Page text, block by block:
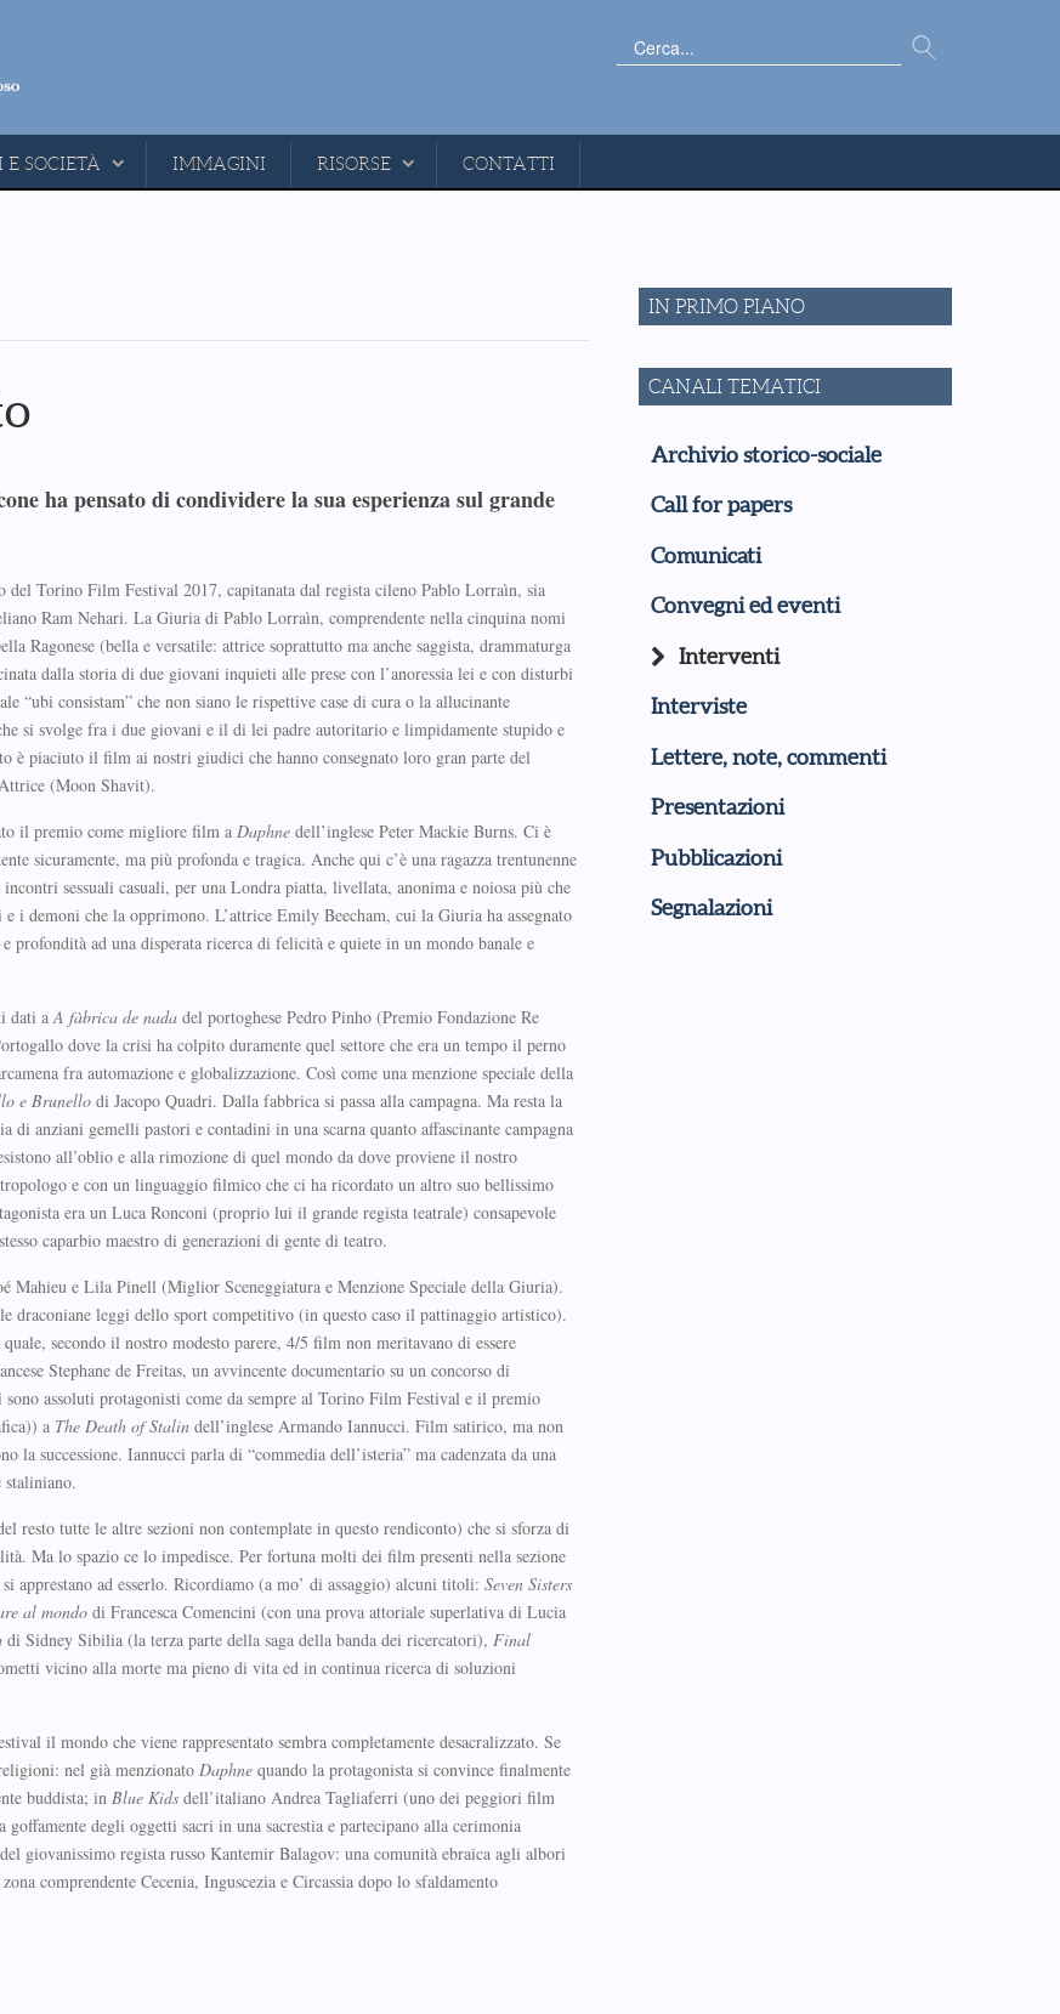
Cerca...
SOCIETÀ IMMAGINI RISORSE CONTATTI
ha pensato di condividere la sua esperienza sul grande
del Torino Film Festival 2017, capitanata dal regista cileno Pablo Lorraìn, sia
Ram Nehari. La Giuria di Pablo Lorraìn, comprendente nella cinquina nomi
Ragonese (bella e versatile: attrice soprattutto ma anche saggista, drammaturga
dalla storia di due giovani inquieti alle prese con l’anoressia lei e con disturbi
“ubi consistam” che non siano le rispettive case di cura o la allucinante
si svolge fra i due giovani e il di lei padre autoritario e limpidamente stupido e
è piaciuto il film ai nostri giudici che hanno consegnato loro gran parte del
(Moon Shavit).
il premio come migliore film a Daphne dell’inglese Peter Mackie Burns. Ci è
sicuramente, ma più profonda e tragica. Anche qui c’è una ragazza trentunenne
sessuali casuali, per una Londra piatta, livellata, anonima e noiosa più che
i demoni che la opprimono. L’attrice Emily Beecham, cui la Giuria ha assegnato
ad una disperata ricerca di felicità e quiete in un mondo banale e
dati aA fàbrica de nada del portoghese Pedro Pinho (Premio Fondazione Re
dove la crisi ha colpito duramente quel settore che era un tempo il perno
fra automazione e globalizzazione. Così come una menzione speciale della
e Brunello di Jacopo Quadri. Dalla fabbrica si passa alla campagna. Ma resta la
anziani gemelli pastori e contadini in una scarna quanto affascinante campagna
all’oblio e alla rimozione di quel mondo da dove proviene il nostro
e con un linguaggio filmico che ci ha ricordato un altro suo bellissimo
era un Luca Ronconi (proprio lui il grande regista teatrale) consapevole
caparbio maestro di generazioni di gente di teatro.
Mahieu e Lila Pinell (Miglior Sceneggiatura e Menzione Speciale della Giuria).
draconiane leggi dello sport competitivo (in questo caso il pattinaggio artistico).
secondo il nostro modesto parere, 4/5 film non meritavano di essere
Stephane de Freitas, un avvincente documentario su un concorso di
assoluti protagonisti come da sempre al Torino Film Festival e il premio
a The Death of Stalin dell’inglese Armando Iannucci. Film satirico, ma non
la successione. Iannucci parla di “commedia dell’isteria” ma cadenzata da una
staliniano.
resto tutte le altre sezioni non contemplate in questo rendiconto) che si sforza di
Ma lo spazio ce lo impedisce. Per fortuna molti dei film presenti nella sezione
apprestano ad esserlo. Ricordiamo (a mo’ di assaggio) alcuni titoli: Seven Sisters
al mondo di Francesca Comencini (con una prova attoriale superlativa di Lucia
di Sidney Sibilia (la terza parte della saga della banda dei ricercatori), Final
vicino alla morte ma pieno di vita ed in continua ricerca di soluzioni
il mondo che viene rappresentato sembra completamente desacralizzato. Se
nel già menzionato Daphne quando la protagonista si convince finalmente
buddista; in Blue Kids dell’italiano Andrea Tagliaferri (uno dei peggiori film
degli oggetti sacri in una sacrestia e partecipano alla cerimonia
del giovanissimo regista russo Kantemir Balagov: una comunità ebraica agli albori
comprendente Cecenia, Inguscezia e Circassia dopo lo sfaldamento
IN PRIMO PIANO
CANALI TEMATICI
Archivio storico-sociale
Call for papers
Comunicati
Convegni ed eventi
Interventi
Interviste
Lettere, note, commenti
Presentazioni
Pubblicazioni
Segnalazioni